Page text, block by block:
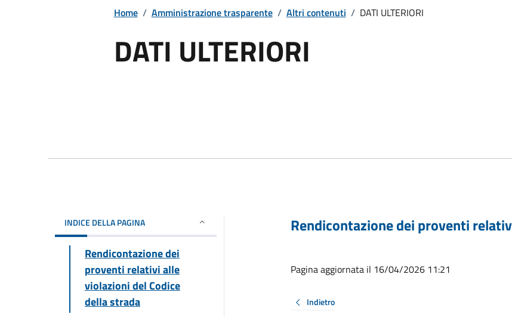
Home / Amministrazione trasparente / Altri contenuti / DATI ULTERIORI
DATI ULTERIORI
INDICE DELLA PAGINA
Rendicontazione dei
proventi relativi alle
violazioni del Codice
della strada
Rendicontazione dei proventi
Pagina aggiornata il 16/04/2026 11:21
Indietro